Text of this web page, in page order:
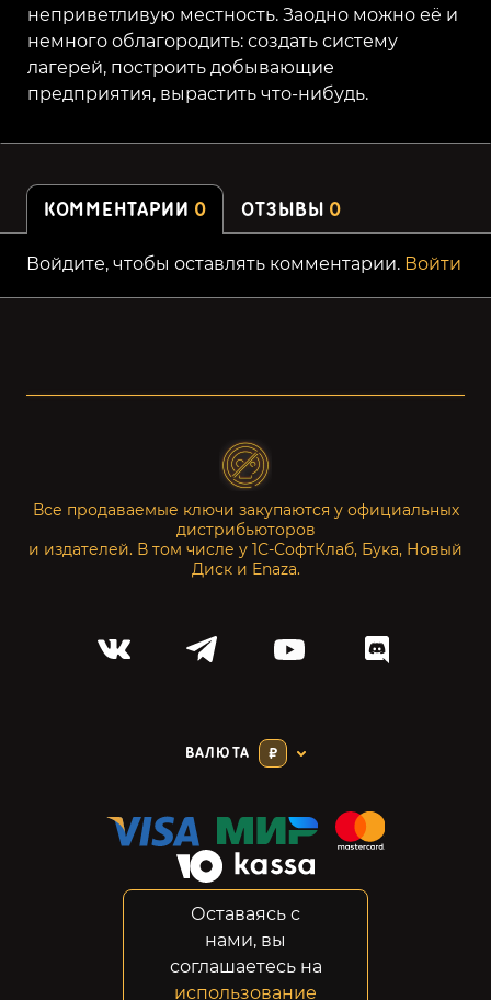
неприветливую местность. Заодно можно её и
немного облагородить: создать систему
лагерей, построить добывающие
предприятия, вырастить что-нибудь.
КОММЕНТАРИИ 0 ОТЗЫВЫ 0
Войдите, чтобы оставлять комментарии. Войти
Все продаваемые ключи закупаются у официальных
дистрибьюторов
и издателей. В том числе у 1С-СофтКлаб, Бука, Новый
Диск и Enaza.
ВАЛЮТА ₽
Конфиденциальность
Возвраты
Правовая информация
Оставаясь с
нами, вы
соглашаетесь на
использование